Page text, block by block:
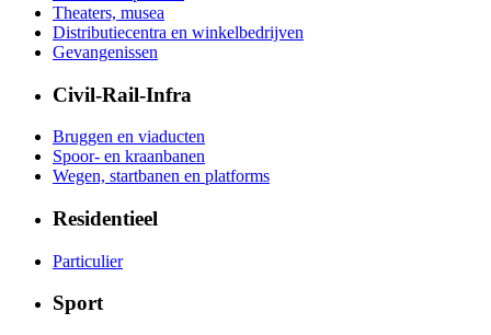
Theaters, musea
Distributiecentra en winkelbedrijven
Gevangenissen
Civil-Rail-Infra
Bruggen en viaducten
Spoor- en kraanbanen
Wegen, startbanen en platforms
Residentieel
Particulier
Sport